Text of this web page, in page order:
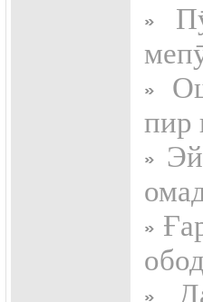
пир